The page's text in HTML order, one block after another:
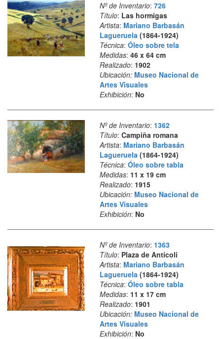
Nº de Inventario: 726
Título: Las hormigas
Artista: Mariano Barbasán
Lagueruela(1864-1924)
Técnica: Óleo sobre tela
Medidas: 46 x 64 cm
Realizado: 1902
Ubicación: Museo Nacional de
Artes Visuales
Exhibición: No
Nº de Inventario: 1362
Título: Campiña romana
Artista: Mariano Barbasán
Lagueruela(1864-1924)
Técnica: Óleo sobre tabla
Medidas: 11 x 19 cm
Realizado: 1915
Ubicación: Museo Nacional de
Artes Visuales
Exhibición: No
Nº de Inventario: 1363
Título: Plaza de Antícoli
Artista: Mariano Barbasán
Lagueruela(1864-1924)
Técnica: Óleo sobre tabla
Medidas: 11 x 17 cm
Realizado: 1901
Ubicación: Museo Nacional de
Artes Visuales
Exhibición: No